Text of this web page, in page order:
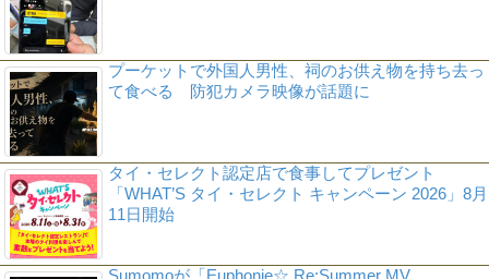
プーケットで外国人男性、祠のお供え物を持ち去っ
て食べる 防犯カメラ映像が話題に
タイ・セレクト認定店で食事してプレゼント
「WHAT’S タイ・セレクト キャンペーン 2026」8月
11日開始
Sumomoが「Euphonie☆ Re:Summer MV